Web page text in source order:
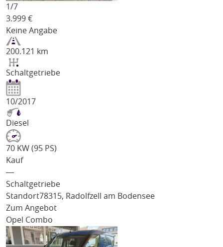
1/7
3.999 €
Keine Angabe
200.121 km
Schaltgetriebe
10/2017
Diesel
70 KW (95 PS)
Kauf
―
Schaltgetriebe
Standort78315, Radolfzell am Bodensee
Zum Angebot
Opel Combo